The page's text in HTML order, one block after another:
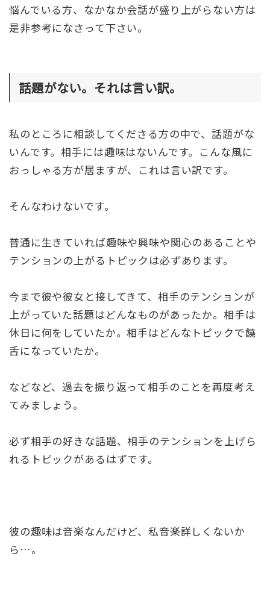
悩んでいる方、なかなか会話が盛り上がらない方は
是非参考になさって下さい。
話題がない。それは言い訳。
私のところに相談してくださる方の中で、話題がな
いんです。相手には趣味はないんです。こんな風に
おっしゃる方が居ますが、これは言い訳です。
そんなわけないです。
普通に生きていれば趣味や興味や関心のあることや
テンションの上がるトピックは必ずあります。
今まで彼や彼女と接してきて、相手のテンションが
上がっていた話題はどんなものがあったか。相手は
休日に何をしていたか。相手はどんなトピックで饒
舌になっていたか。
などなど、過去を振り返って相手のことを再度考え
てみましょう。
必ず相手の好きな話題、相手のテンションを上げら
れるトピックがあるはずです。
彼の趣味は音楽なんだけど、私音楽詳しくないか
ら…。